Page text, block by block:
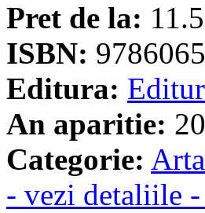
Pret de la:
ISBN:
Editura:
An aparitie:
Categorie:
- vezi detaliile -